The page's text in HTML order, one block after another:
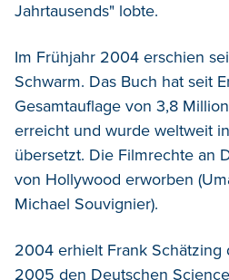
Jahrtausends" lobte.
Im Frühjahr 2004 erschien
Schwarm. Das Buch hat seit
Gesamtauflage von 3,8
erreicht und wurde weltweit
übersetzt. Die Filmrechte an
von Hollywood erworben
Michael Souvignier).
2004 erhielt Frank Schätzing
2005 den Deutschen